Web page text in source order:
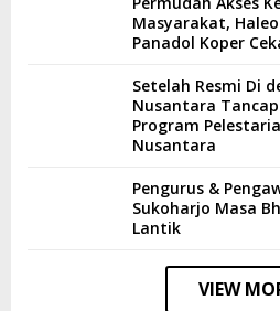
Masyarakat,
Panadol Koper
Setelah Resmi Di
Nusantara
Program
Nusantara
Pengurus &
Sukoharjo Masa
Lantik
VIEW